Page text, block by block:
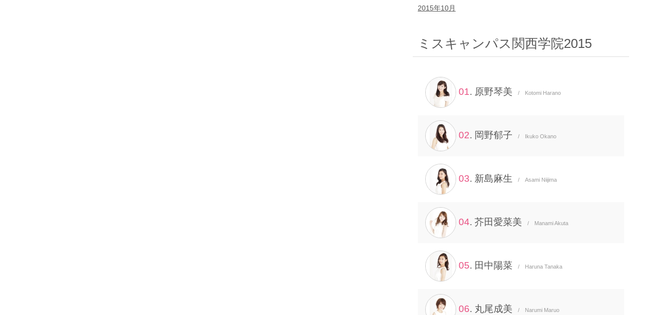
2015年10月
ミスキャンパス関西学院2015
01. 原野琴美 / Kotomi Harano
02. 岡野郁子 / Ikuko Okano
03. 新島麻生 / Asami Niijima
04. 芥田愛菜美 / Manami Akuta
05. 田中陽菜 / Haruna Tanaka
06. 丸尾成美 / Narumi Maruo